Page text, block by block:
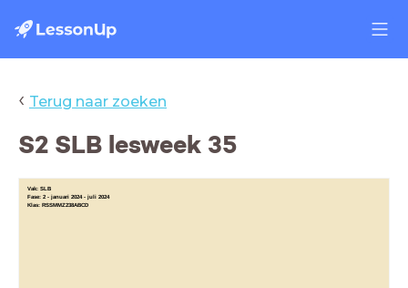
‹ Terug naar zoeken
S2 SLB lesweek 35
Vak:SLB
Fase: 2 - januari 2024 - juli 2024
Klas: RSSMMZ238ABCD